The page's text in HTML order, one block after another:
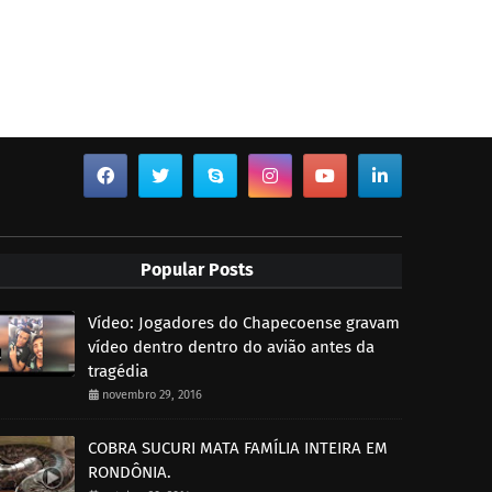
Popular Posts
Vídeo: Jogadores do Chapecoense gravam
vídeo dentro dentro do avião antes da
tragédia
novembro 29, 2016
COBRA SUCURI MATA FAMÍLIA INTEIRA EM
RONDÔNIA.